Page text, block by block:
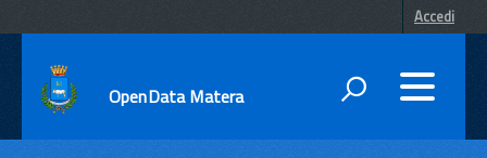
Accedi
OpenData Matera